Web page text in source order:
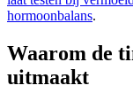
hormoonbalans.
Waarom de
uitmaakt